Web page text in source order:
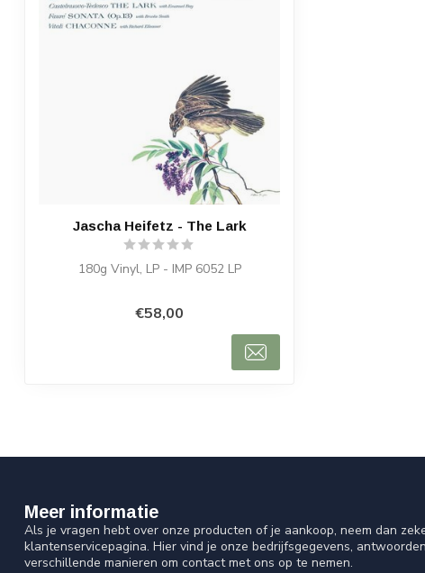
Jascha Heifetz - The Lark
180g Vinyl, LP - IMP 6052 LP
€58,00
Meer informatie
Als je vragen hebt over onze producten of je aankoop, neem dan
klantenservicepagina. Hier vind je onze bedrijfsgegevens,
verschillende manieren om contact met ons op te nemen.